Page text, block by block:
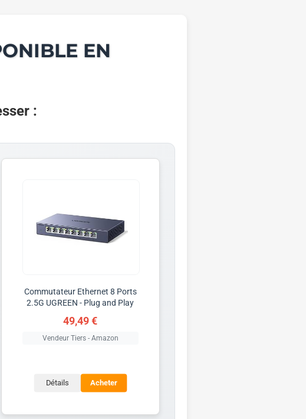
EN
:
Commutateur Ethernet 8 Ports
2.5G UGREEN - Plug and Play
49,49 €
Vendeur Tiers - Amazon
Détails Acheter